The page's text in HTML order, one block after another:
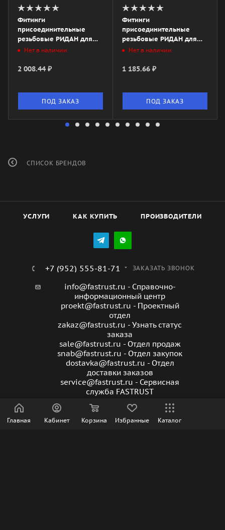
Фитинги
присоединительные
резьбовые РИДАН для
APT-R DN25
Нет в наличии
2 008.44₽
ПОД ЗАКАЗ
Фитинги
присоединительные
резьбовые РИДАН для
APT-R DN20
Нет в наличии
1 185.66 ₽
ПОД ЗАКАЗ
СПИСОК БРЕНДОВ
УСЛУГИ КАК КУПИТЬ ПРОИЗВОДИТЕЛИ
+7 (952) 555-81-71 ЗАКАЗАТЬ ЗВОНОК
info@fastrust.ru - Справочно-
информационный центр
proekt@fastrust.ru - Проектный
отдел
zakaz@fastrust.ru - Узнать статус
заказа
sale@fastrust.ru - Отдел продаж
snab@fastrust.ru - Отдел закупок
dostavka@fastrust.ru - Отдел
доставки заказов
service@fastrust.ru - Сервисная
служба FASTRUST
Главная Кабинет Корзина Избранные Каталог